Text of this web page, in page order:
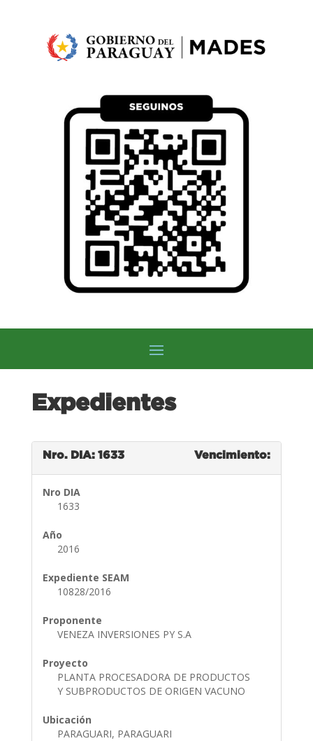
Expedientes
Nro. DIA: 1633 Vencimiento:
Nro DIA
1633
Año
2016
Expediente SEAM
10828/2016
Proponente
VENEZA INVERSIONES PY S.A
Proyecto
PLANTA PROCESADORA DE PRODUCTOS
Y SUBPRODUCTOS DE ORIGEN VACUNO
Ubicación
PARAGUARI, PARAGUARI